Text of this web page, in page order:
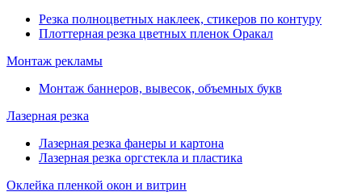
Резка полноцветных наклеек, стикеров по контуру
Плоттерная резка цветных пленок Оракал
Монтаж рекламы
Монтаж баннеров, вывесок, объемных букв
Лазерная резка
Лазерная резка фанеры и картона
Лазерная резка оргстекла и пластика
Оклейка пленкой окон и витрин